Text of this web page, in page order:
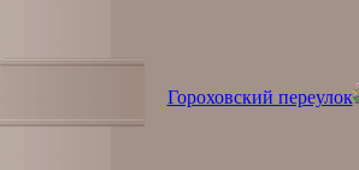
Гороховский переулок